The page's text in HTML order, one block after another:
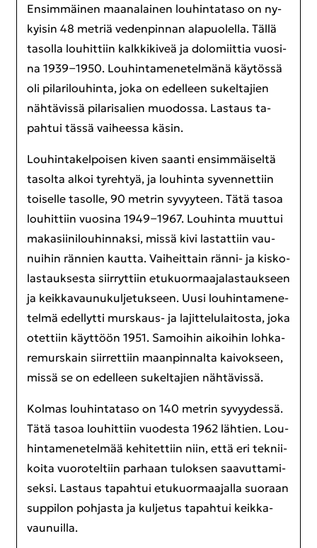
En­sim­mäi­nen maa­na­lai­nen lou­hin­ta­ta­so on ny­
kyi­sin 48 met­riä ve­den­pin­nan ala­puo­lel­la. Tällä
ta­sol­la lou­hit­tiin kalk­ki­ki­veä ja do­lo­miit­tia vuo­si­
na 1939−1950. Lou­hin­ta­me­ne­tel­mä­nä käy­tös­sä
oli pi­la­ri­lou­hin­ta, joka on edel­leen su­kel­ta­jien
näh­tä­vis­sä pi­la­ri­sa­lien muo­dos­sa. Las­taus ta­
pah­tui tässä vai­hees­sa käsin.
Lou­hin­ta­kel­poi­sen kiven saan­ti en­sim­mäi­sel­tä
ta­sol­ta alkoi ty­reh­tyä, ja lou­hin­ta sy­ven­net­tiin
toi­sel­le ta­sol­le, 90 met­rin sy­vyy­teen. Tätä tasoa
lou­hit­tiin vuo­si­na 1949−1967. Lou­hin­ta muut­tui
ma­ka­sii­ni­lou­hin­nak­si, missä kivi las­tat­tiin vau­
nui­hin rän­nien kaut­ta. Vai­heit­tain ränni-​ ja kis­ko­
las­tauk­ses­ta siir­ryt­tiin etu­kuor­maa­ja­las­tauk­seen
ja keik­ka­vau­nu­kul­je­tuk­seen. Uusi lou­hin­ta­me­ne­
tel­mä edel­lyt­ti murskaus-​ ja la­jit­te­lu­lai­tos­ta, joka
otet­tiin käyt­töön 1951. Sa­moi­hin ai­koi­hin loh­ka­
re­murs­kain siir­ret­tiin maan­pin­nal­ta kai­vok­seen,
missä se on edel­leen su­kel­ta­jien näh­tä­vis­sä.
Kol­mas lou­hin­ta­ta­so on 140 met­rin sy­vyy­des­sä.
Tätä tasoa lou­hit­tiin vuo­des­ta 1962 läh­tien. Lou­
hin­ta­me­ne­tel­mää ke­hi­tet­tiin niin, että eri tek­nii­
koi­ta vuo­ro­tel­tiin par­haan tu­lok­sen saa­vut­ta­mi­
sek­si. Las­taus ta­pah­tui etu­kuor­maa­jal­la suo­raan
sup­pi­lon poh­jas­ta ja kul­je­tus ta­pah­tui keik­ka­
vau­nuil­la.